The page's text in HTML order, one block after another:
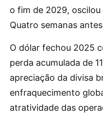
o fim de 2029,
Quatro semanas
O dólar fechou 2025
perda acumulada de
apreciação da divisa
enfraquecimento
atratividade das